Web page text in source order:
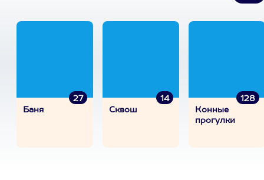
27
Баня
14
Сквош
128
Конные
прогулки